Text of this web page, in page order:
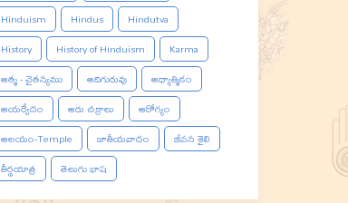
Hinduism
Hindus
Hindutva
History
History of Hinduism
Karma
ఆత్మ - చైతన్యము
ఆదిగురువు
ఆధ్యాత్మికం
ఆయర్వేదం
ఆరు చక్రాలు
ఆరోగ్యం
ఆలయం-Temple
జాతీయవాదం
జీవన శైలి
తీర్థయాత్ర
తెలుగు భాష